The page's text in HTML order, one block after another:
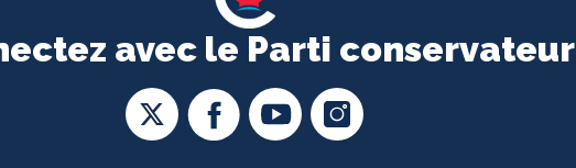
avec le Parti conservateur